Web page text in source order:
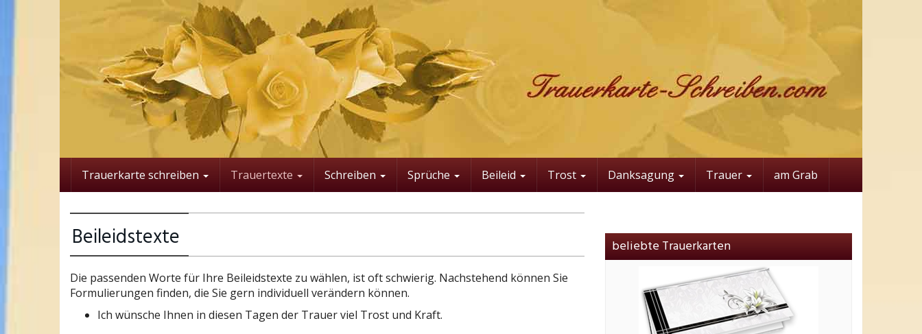
Trauerkarte schreiben Trauertexte Schreiben Sprüche Beileid Trost Danksagung Trauer am Grab
Beileidstexte
Die passenden Worte für Ihre Beileidstexte zu wählen, ist oft schwierig. Nachstehend können Sie
Formulierungen finden, die Sie gern individuell verändern können.
Ich wünsche Ihnen in diesen Tagen der Trauer viel Trost und Kraft.
beliebte Trauerkarten